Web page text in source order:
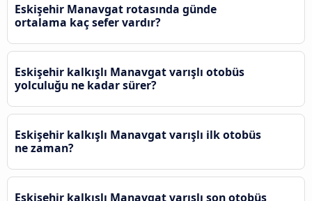
Eskişehir Manavgat rotasında günde
ortalama kaç sefer vardır?
Eskişehir kalkışlı Manavgat varışlı otobüs
yolculuğu ne kadar sürer?
Eskişehir kalkışlı Manavgat varışlı ilk otobüs
ne zaman?
Eskişehir kalkışlı Manavgat varışlı son otobüs